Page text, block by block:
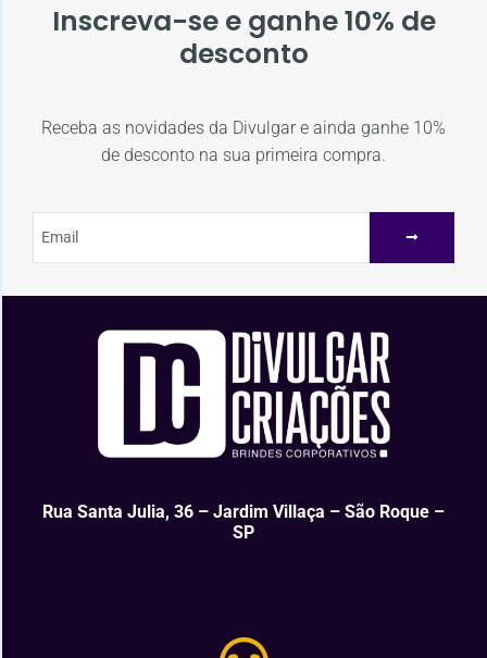
Inscreva-se e ganhe 10% de
desconto
Receba as novidades da Divulgar e ainda ganhe 10%
de desconto na sua primeira compra.
Rua Santa Julia, 36 – Jardim Villaça – São Roque –
SP